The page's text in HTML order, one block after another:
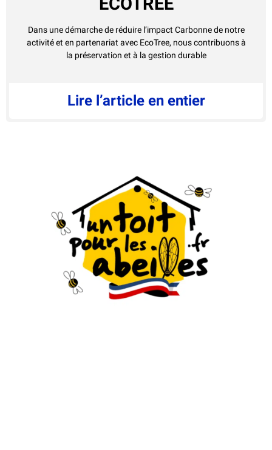
Dans une démarche de réduire l’impact Carbonne de notre
activité et en partenariat avec EcoTree, nous contribuons à
la préservation et à la gestion durable
Lire l’article en entier